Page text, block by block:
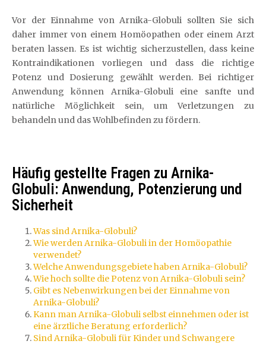
Vor der Einnahme von Arnika-Globuli sollten Sie sich
daher immer von einem Homöopathen oder einem Arzt
beraten lassen. Es ist wichtig sicherzustellen, dass keine
Kontraindikationen vorliegen und dass die richtige
Potenz und Dosierung gewählt werden. Bei richtiger
Anwendung können Arnika-Globuli eine sanfte und
natürliche Möglichkeit sein, um Verletzungen zu
behandeln und das Wohlbefinden zu fördern.
Häufig gestellte Fragen zu Arnika-
Globuli: Anwendung, Potenzierung und
Sicherheit
Was sind Arnika-Globuli?
Wie werden Arnika-Globuli in der Homöopathie
verwendet?
Welche Anwendungsgebiete haben Arnika-Globuli?
Wie hoch sollte die Potenz von Arnika-Globuli sein?
Gibt es Nebenwirkungen bei der Einnahme von
Arnika-Globuli?
Kann man Arnika-Globuli selbst einnehmen oder ist
eine ärztliche Beratung erforderlich?
Sind Arnika-Globuli für Kinder und Schwangere